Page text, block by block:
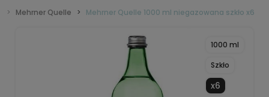
Mehrner Quelle Mehrner Quelle 1000 ml niegazowana szkło x6
1000 ml
Szkło
x6